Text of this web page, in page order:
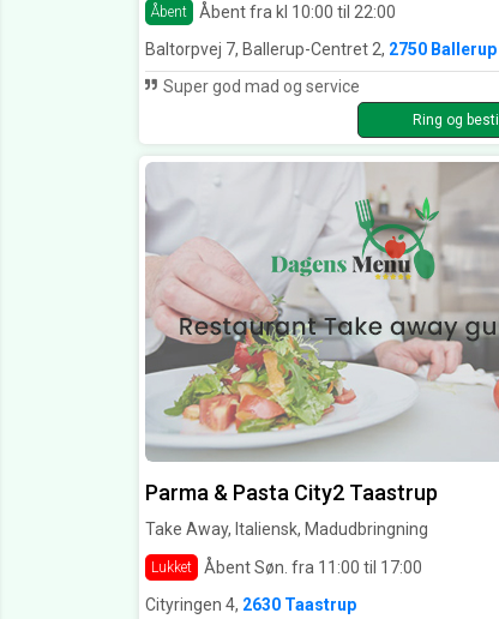
Åbent Åbent fra kl 10:00 til 22:00
Baltorpvej 7, Ballerup-Centret 2, 2750 Ballerup
Super god mad og service
Ring og bestil
Parma & Pasta City2 Taastrup
Take Away, Italiensk, Madudbringning
Lukket
Åbent Søn. fra 11:00 til 17:00
Cityringen 4, 2630 Taastrup